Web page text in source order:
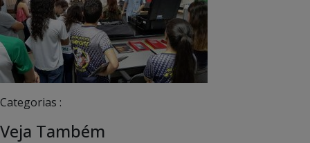
Categorias :
Veja Também